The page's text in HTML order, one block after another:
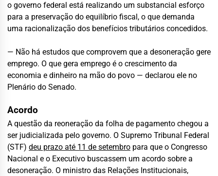
o governo federal está realizando um substancial esforço
para a preservação do equilíbrio fiscal, o que demanda
uma racionalização dos benefícios tributários concedidos.
— Não há estudos que comprovem que a desoneração gere
emprego. O que gera emprego é o crescimento da
economia e dinheiro na mão do povo — declarou ele no
Plenário do Senado.
Acordo
A questão da reoneração da folha de pagamento chegou a
ser judicializada pelo governo. O Supremo Tribunal Federal
(STF) deu prazo até 11 de setembro para que o Congresso
Nacional e o Executivo buscassem um acordo sobre a
desoneração. O ministro das Relações Institucionais,